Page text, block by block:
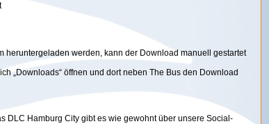
heruntergeladen werden, kann der Download manuell gestartet
„Downloads“ öffnen und dort neben The Bus den Download
DLC Hamburg City gibt es wie gewohnt über unsere Social-